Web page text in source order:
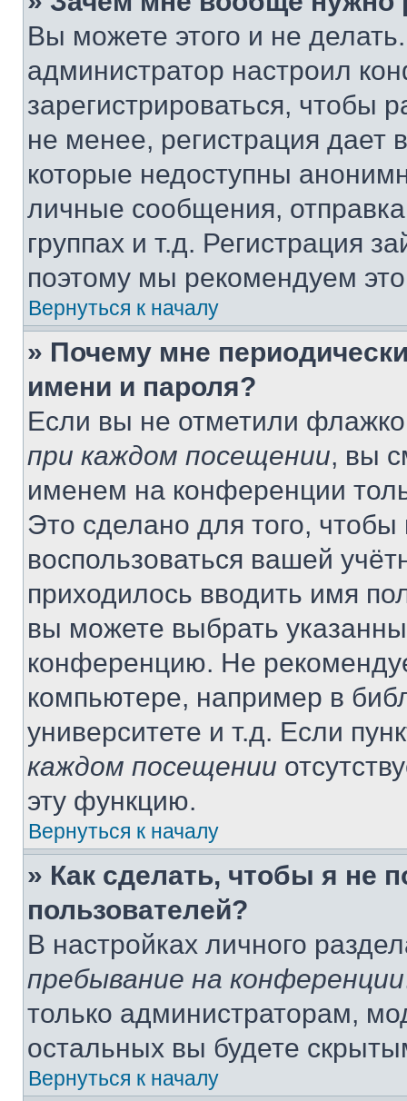
Вы можете этого и не
администратор настроил
зарегистрироваться, чтобы
не менее, регистрация
которые недоступны
личные сообщения,
группах и т.д. Регистрация
поэтому мы рекомендуем
Вернуться к началу
» Почему мне
имени и пароля?
Если вы не отметили
при каждом посещении, вы
именем на конференции
Это сделано для того, чтобы
воспользоваться вашей
приходилось вводить имя
вы можете выбрать
конференцию. Не
компьютере, например в
университете и т.д. Если
каждом посещении
эту функцию.
Вернуться к началу
» Как сделать, чтобы я не
пользователей?
В настройках личного
пребывание на конференции
только администраторам,
остальных вы будете
Вернуться к началу